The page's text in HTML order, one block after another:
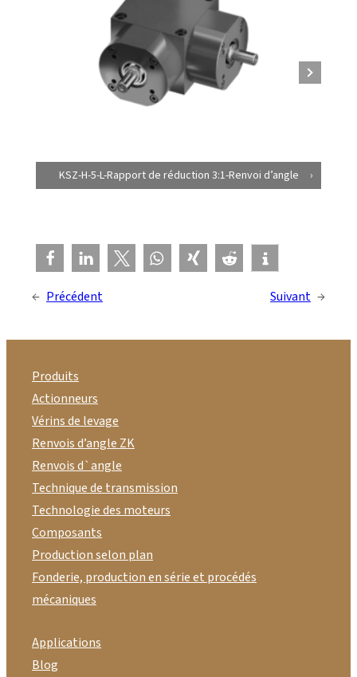
KSZ-H-5-L-Rapport de réduction 3:1-Renvoi d’angle
← Précédent Suivant →
Produits
Actionneurs
Vérins de levage
Renvois d’angle ZK
Renvois d`angle
Technique de transmission
Technologie des moteurs
Composants
Production selon plan
Fonderie, production en série et procédés
mécaniques
Applications
Blog